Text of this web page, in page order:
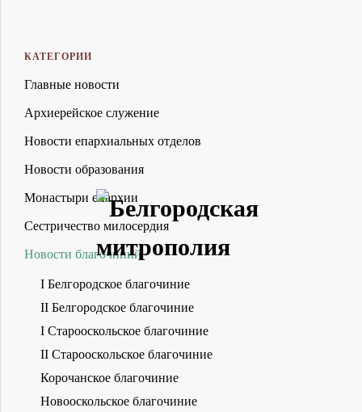
КАТЕГОРИИ
Главные новости
Архиерейское служение
Новости епархиальных отделов
Новости образования
Монастыри епархии
Сестричество милосердия
Новости благочиний
I Белгородское благочиние
II Белгородское благочиние
I Старооскольское благочиние
II Старооскольское благочиние
Корочанское благочиние
Новооскольское благочиние